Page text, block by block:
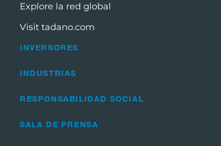
INVERSORES
INDUSTRIAS
RESPONSABILIDAD SOCIAL
SALA DE PRENSA
Explore la red global
Visit tadano.com